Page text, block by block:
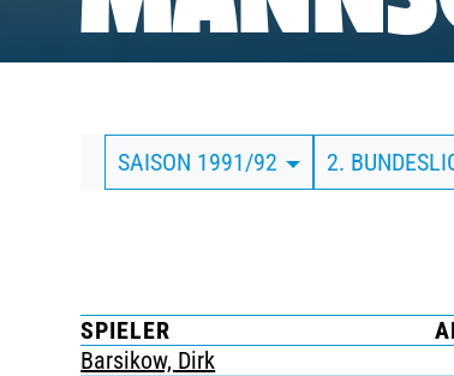
BUSINESS
SÜDKURVE
TICKETING
SAISON 1991/92 2.
SPIELER
Barsikow, Dirk